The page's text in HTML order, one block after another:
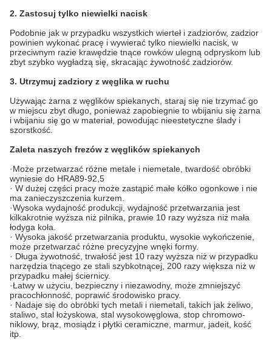
2. Zastosuj tylko niewielki nacisk
Podobnie jak w przypadku wszystkich wierteł i zadziorów, zadzior
powinien wykonać pracę i wywierać tylko niewielki nacisk, w
przeciwnym razie krawędzie tnące rowków ulegną odpryskom lub
zbyt szybko wygładzą się, skracając żywotność zadziorów.
3. Utrzymuj zadziory z węglika w ruchu
Używając żarna z węglików spiekanych, staraj się nie trzymać go
w miejscu zbyt długo, ponieważ zapobiegnie to wbijaniu się żarna
i wbijaniu się go w materiał, powodując nieestetyczne ślady i
szorstkość.
Zaleta naszych frezów z węglików spiekanych
·Może przetwarzać różne metale i niemetale, twardość obróbki
wyniesie do HRA89-92,5
· W dużej części pracy może zastąpić małe kółko ogonkowe i nie
ma zanieczyszczenia kurzem.
·Wysoka wydajność produkcji, wydajność przetwarzania jest
kilkakrotnie wyższa niż pilnika, prawie 10 razy wyższa niż mała
łodyga koła.
· Wysoka jakość przetwarzania produktu, wysokie wykończenie,
może przetwarzać różne precyzyjne wnęki formy.
· Długa żywotność, trwałość jest 10 razy wyższa niż w przypadku
narzędzia tnącego ze stali szybkotnącej, 200 razy większa niż w
przypadku małej ściernicy.
·Łatwy w użyciu, bezpieczny i niezawodny, może zmniejszyć
pracochłonność, poprawić środowisko pracy.
· Nadaje się do obróbki tych metali i niemetali, takich jak żeliwo,
staliwo, stal łożyskowa, stal wysokowęglowa, stop chromowo-
niklowy, brąz, mosiądz i płytki ceramiczne, marmur, jadeit, kość
itp.